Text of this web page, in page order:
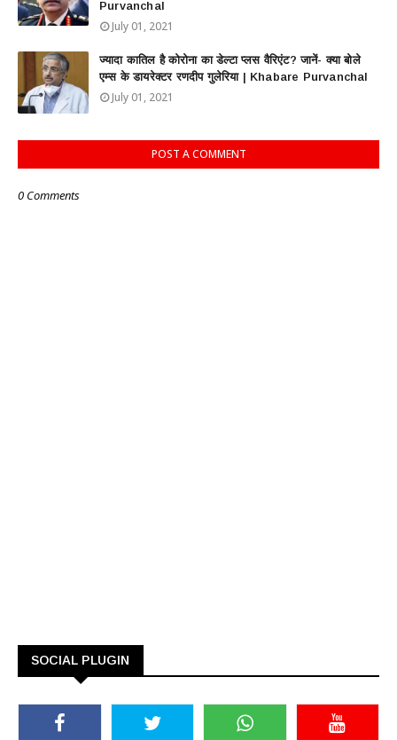
Purvanchal
July 01, 2021
ज्यादा कातिल है कोरोना का डेल्टा प्लस वैरिएंट? जानें- क्या बोले
एम्स के डायरेक्टर रणदीप गुलेरिया | Khabare Purvanchal
July 01, 2021
POST A COMMENT
0 Comments
SOCIAL PLUGIN